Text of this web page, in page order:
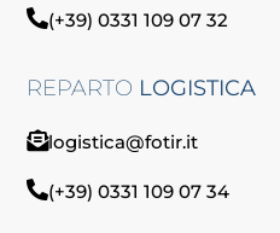
(+39) 0331 109 07 32
REPARTO LOGISTICA
logistica@fotir.it
(+39) 0331 109 07 34